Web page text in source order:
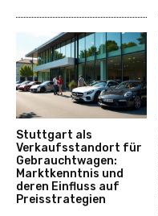
Stuttgart als
Verkaufsstandort für
Gebrauchtwagen:
Marktkenntnis und
deren Einfluss auf
Preisstrategien